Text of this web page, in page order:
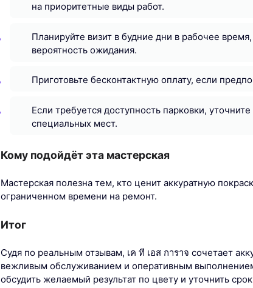
на приоритетные виды работ.
Планируйте визит в будние дни в рабочее
вероятность ожидания.
Приготовьте бесконтактную оплату, если
Если требуется доступность парковки,
специальных мест.
Кому подойдёт эта мастерская
Мастерская полезна тем, кто ценит аккуратную
ограниченном времени на ремонт.
Итог
Судя по реальным отзывам, เค ที เอส การาจ сочетает
вежливым обслуживанием и оперативным
обсудить желаемый результат по цвету и уточнить